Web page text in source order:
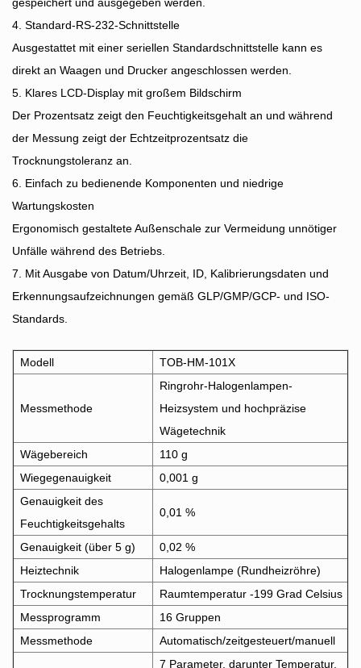
gespeichert und ausgegeben werden.
4. Standard-RS-232-Schnittstelle
Ausgestattet mit einer seriellen Standardschnittstelle kann es
direkt an Waagen und Drucker angeschlossen werden.
5. Klares LCD-Display mit großem Bildschirm
Der Prozentsatz zeigt den Feuchtigkeitsgehalt an und während
der Messung zeigt der Echtzeitprozentsatz die
Trocknungstoleranz an.
6. Einfach zu bedienende Komponenten und niedrige
Wartungskosten
Ergonomisch gestaltete Außenschale zur Vermeidung unnötiger
Unfälle während des Betriebs.
7. Mit Ausgabe von Datum/Uhrzeit, ID, Kalibrierungsdaten und
Erkennungsaufzeichnungen gemäß GLP/GMP/GCP- und ISO-
Standards.
Modell TOB-HM-101X
Messmethode
Ringrohr-Halogenlampen-
Heizsystem und hochpräzise
Wägetechnik
Wägebereich
110 g
Wiegegenauigkeit
0,001 g
Genauigkeit des
Feuchtigkeitsgehalts
0,01 %
Genauigkeit (über 5 g)
0,02 %
Heiztechnik
Halogenlampe (Rundheizröhre)
Trocknungstemperatur
Raumtemperatur -199 Grad Celsius
Messprogramm
16 Gruppen
Messmethode
Automatisch/zeitgesteuert/manuell
7 Parameter, darunter Temperatur,